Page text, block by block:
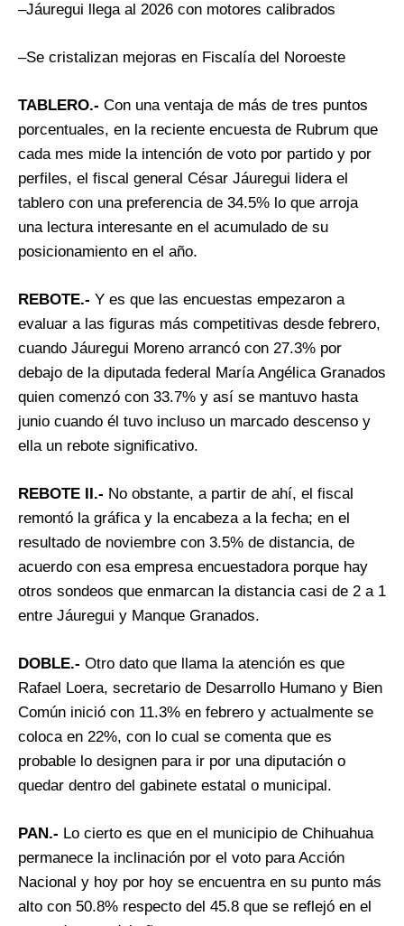
–Jáuregui llega al 2026 con motores calibrados
–Se cristalizan mejoras en Fiscalía del Noroeste
TABLERO.- Con una ventaja de más de tres puntos
porcentuales, en la reciente encuesta de Rubrum que
cada mes mide la intención de voto por partido y por
perfiles, el fiscal general César Jáuregui lidera el
tablero con una preferencia de 34.5% lo que arroja
una lectura interesante en el acumulado de su
posicionamiento en el año.
REBOTE.- Y es que las encuestas empezaron a
evaluar a las figuras más competitivas desde febrero,
cuando Jáuregui Moreno arrancó con 27.3% por
debajo de la diputada federal María Angélica Granados
quien comenzó con 33.7% y así se mantuvo hasta
junio cuando él tuvo incluso un marcado descenso y
ella un rebote significativo.
REBOTE II.- No obstante, a partir de ahí, el fiscal
remontó la gráfica y la encabeza a la fecha; en el
resultado de noviembre con 3.5% de distancia, de
acuerdo con esa empresa encuestadora porque hay
otros sondeos que enmarcan la distancia casi de 2 a 1
entre Jáuregui y Manque Granados.
DOBLE.- Otro dato que llama la atención es que
Rafael Loera, secretario de Desarrollo Humano y Bien
Común inició con 11.3% en febrero y actualmente se
coloca en 22%, con lo cual se comenta que es
probable lo designen para ir por una diputación o
quedar dentro del gabinete estatal o municipal.
PAN.- Lo cierto es que en el municipio de Chihuahua
permanece la inclinación por el voto para Acción
Nacional y hoy por hoy se encuentra en su punto más
alto con 50.8% respecto del 45.8 que se reflejó en el